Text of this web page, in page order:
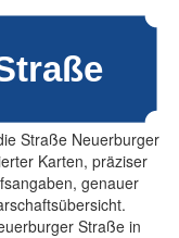
Straße Neuerburger
Karten, präziser
genauer
Straße in